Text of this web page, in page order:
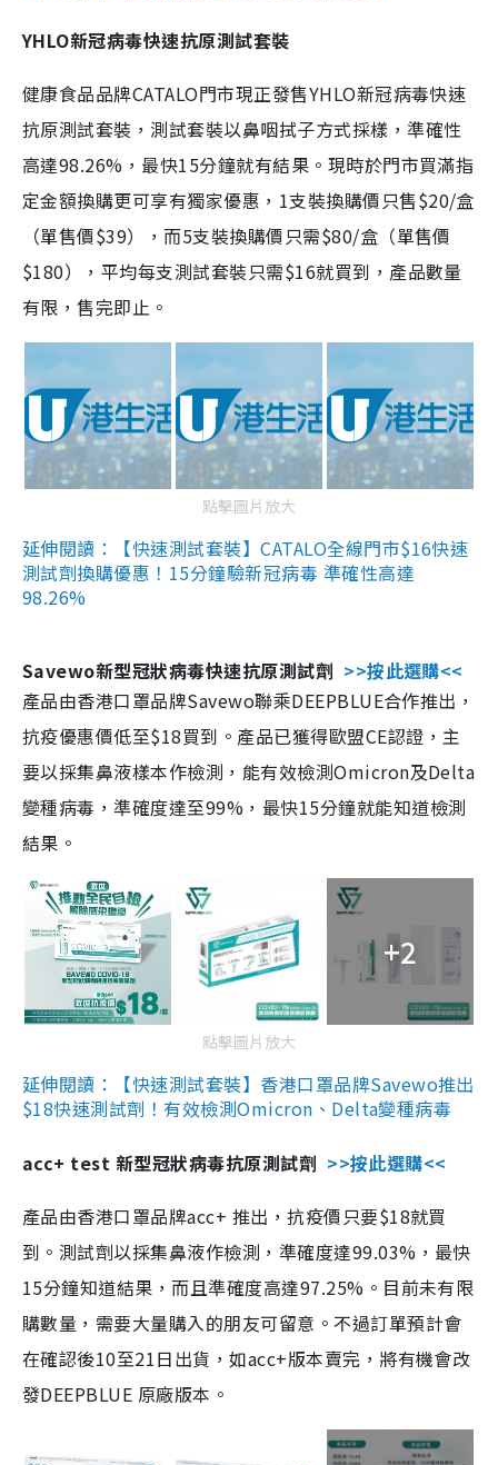
YHLO新冠病毒快速抗原測試套裝
健康食品品牌CATALO門市現正發售YHLO新冠病毒快速
抗原測試套裝，測試套裝以鼻咽拭子方式採樣，準確性
高達98.26%，最快15分鐘就有結果。現時於門市買滿指
定金額換購更可享有獨家優惠，1支裝換購價只售$20/盒
（單售價$39），而5支裝換購價只需$80/盒（單售價
$180），平均每支測試套裝只需$16就買到，產品數量
有限，售完即止。
點擊圖片放大
延伸閱讀：【快速測試套裝】CATALO全線門市$16快速
測試劑換購優惠！15分鐘驗新冠病毒 準確性高達
98.26%
Savewo新型冠狀病毒快速抗原測試劑 >>按此選購<<
產品由香港口罩品牌Savewo聯乘DEEPBLUE合作推出，
抗疫優惠價低至$18買到。產品已獲得歐盟CE認證，主
要以採集鼻液樣本作檢測，能有效檢測Omicron及Delta
變種病毒，準確度達至99%，最快15分鐘就能知道檢測
結果。
+2
點擊圖片放大
延伸閱讀：【快速測試套裝】香港口罩品牌Savewo推出
$18快速測試劑！有效檢測Omicron、Delta變種病毒
acc+ test 新型冠狀病毒抗原測試劑 >>按此選購<<
產品由香港口罩品牌acc+ 推出，抗疫價只要$18就買
到。測試劑以採集鼻液作檢測，準確度達99.03%，最快
15分鐘知道結果，而且準確度高達97.25%。目前未有限
購數量，需要大量購入的朋友可留意。不過訂單預計會
在確認後10至21日出貨，如acc+版本賣完，將有機會改
發DEEPBLUE 原廠版本。